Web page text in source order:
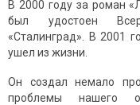
В 2000 году за роман
был удостоен
«Сталинград». В 2001
ушел из жизни.
Он создал немало
проблемы нашего